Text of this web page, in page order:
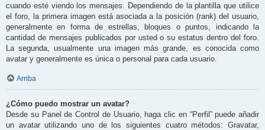
cuando esté viendo los mensajes. Dependiendo de la plantilla que utilice
el foro, la primera imagen está asociada a la posición (rank) del usuario,
generalmente en forma de estrellas, bloques o puntos, indicando la
cantidad de mensajes publicados por usted o su estatus dentro del foro.
La segunda, usualmente una imagen más grande, es conocida como
avatar y generalmente es única o personal para cada usuario.
Arriba
¿Cómo puedo mostrar un avatar?
Desde su Panel de Control de Usuario, haga clic en “Perfil” puede añadir
un avatar utilizando uno de los siguientes cuatro métodos: Gravatar,